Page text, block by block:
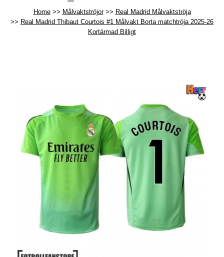
Home Målvaktströjor
Real Madrid Målvaktströja
Real Madrid Thibaut Courtois #1 Målvakt Borta matchtröja 2025-26
Kortärmad Billigt